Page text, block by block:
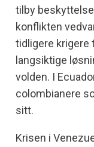
tilby
konflikten
tidligere krigere
langsiktige
volden. I
colombianere
sitt.
Krisen i